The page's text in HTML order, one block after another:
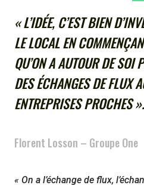
« L’IDÉE, C’EST BIEN
LE LOCAL EN
QU’ON A AUTOUR DE SOI
DES ÉCHANGES DE FLUX
ENTREPRISES PROCHES ».
Florent Losson – Groupe One
« On a l’échange de flux,